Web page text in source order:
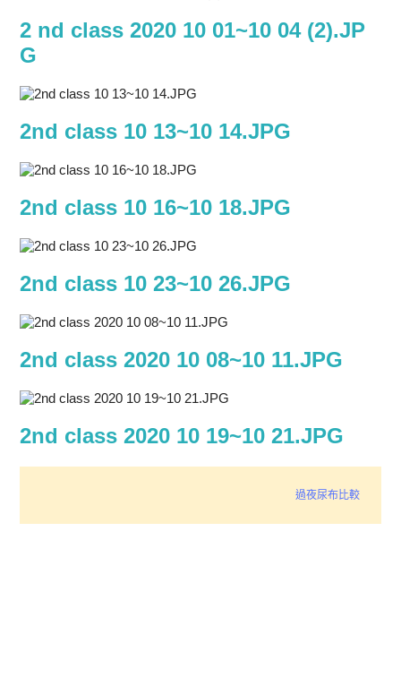
2 nd class 2020 10 01~10 04 (2).JP
G
2nd class 10 13~10 14.JPG
2nd class 10 16~10 18.JPG
2nd class 10 23~10 26.JPG
2nd class 2020 10 08~10 11.JPG
2nd class 2020 10 19~10 21.JPG
過夜尿布比較